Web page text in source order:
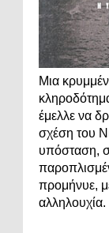
Μια
έμελλε να
σχέση του
υπόσταση,
προμήνυε,
αλληλουχία.